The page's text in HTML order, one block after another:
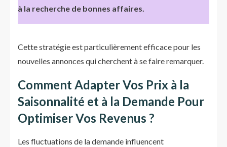
à la recherche de bonnes affaires.
Cette stratégie est particulièrement efficace pour les
nouvelles annonces qui cherchent à se faire remarquer.
Comment Adapter Vos Prix à la
Saisonnalité et à la Demande Pour
Optimiser Vos Revenus ?
Les fluctuations de la demande influencent